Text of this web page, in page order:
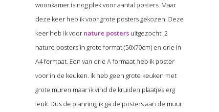
woonkamer is nog plek voor aantal posters. Maar
deze keer heb ik voor grote posters gekozen. Deze
keer heb ik voor nature postersuitgezocht. 2
nature posters in grote format (50x70cm) en drie in
A4 formaat. Een van drie A formaat heb ik poster
voor in de keuken. Ik heb geen grote keuken met
grote muren maar ik vind de kruiden plaatjes erg
leuk. Dus de planning ik ga de posters aan de muur